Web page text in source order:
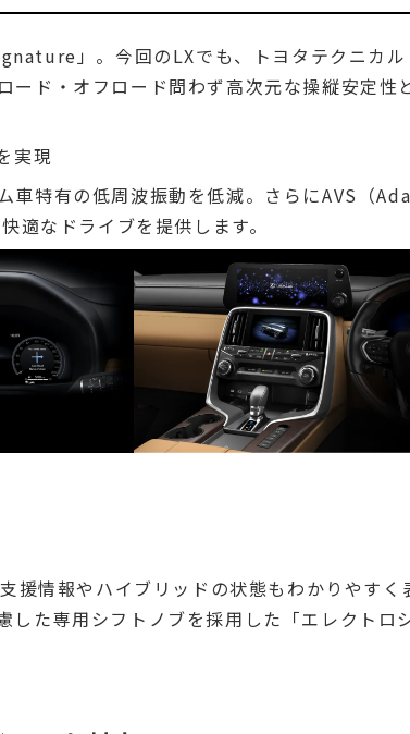
」。今回のLXでも、トヨタテクニカル
ード・オフロード問わず高次元な操縦安定性
実現
車特有の低周波振動を低減。さらにAVS（
なドライブを提供します。
援情報やハイブリッドの状態もわかりやすく
した専用シフトノブを採用した「エレクトロ